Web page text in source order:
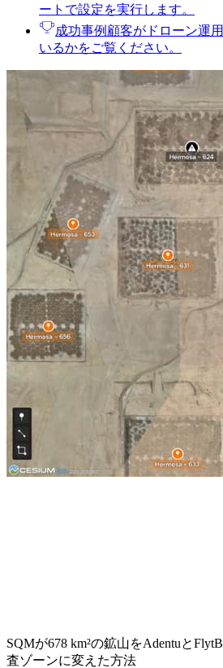
ートで設定を実行します。
成功事例 顧客がドローン運
いるかをご覧ください。
SQMが678 km²の鉱山をAdentuと
査ゾーンに変えた方法